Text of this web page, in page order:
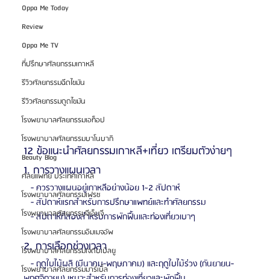
Oppa Me Today
Review
Oppa Me TV
ที่ปรึกษาศัลยกรรมเกาหลี
รีวิวศัลยกรรมฉีดไขมัน
รีวิวศัลยกรรมดูดไขมัน
โรงพยาบาลศัลยกรรมเอท็อป
โรงพยาบาลศัลยกรรมบาโนบากิ
Beauty Blog
ศัลยแพทย์ ประเทศเกาหลี
โรงพยาบาลศัลยกรรมเฟรช
โรงพยาบาลศัลยกรรมจีเอ็นจี
โรงพยาบาลศัลยกรรมอิมเมจอัพ
โรงพยาบาลศัลยกรรมเจดับเบิลยู
โรงพยาบาลศัลยกรรมมาร์เบิ้ล
12 ข้อแนะนำศัลยกรรมเกาหลี+เที่ยว เตรียมตัวง่ายๆ
1. การวางแผนเวลา
   - ควรวางแผนอยู่เกาหลีอย่างน้อย 1~2 สัปดาห์
   - สัปดาห์แรกสำหรับการปรึกษาแพทย์และทำศัลยกรรม
   - สัปดาห์ที่สองสำหรับการพักฟื้นและท่องเที่ยวเบาๆ
2. การเลือกช่วงเวลา
   - ฤดูใบไม้ผลิ (มีนาคม-พฤษภาคม) และฤดูใบไม้ร่วง (กันยายน-